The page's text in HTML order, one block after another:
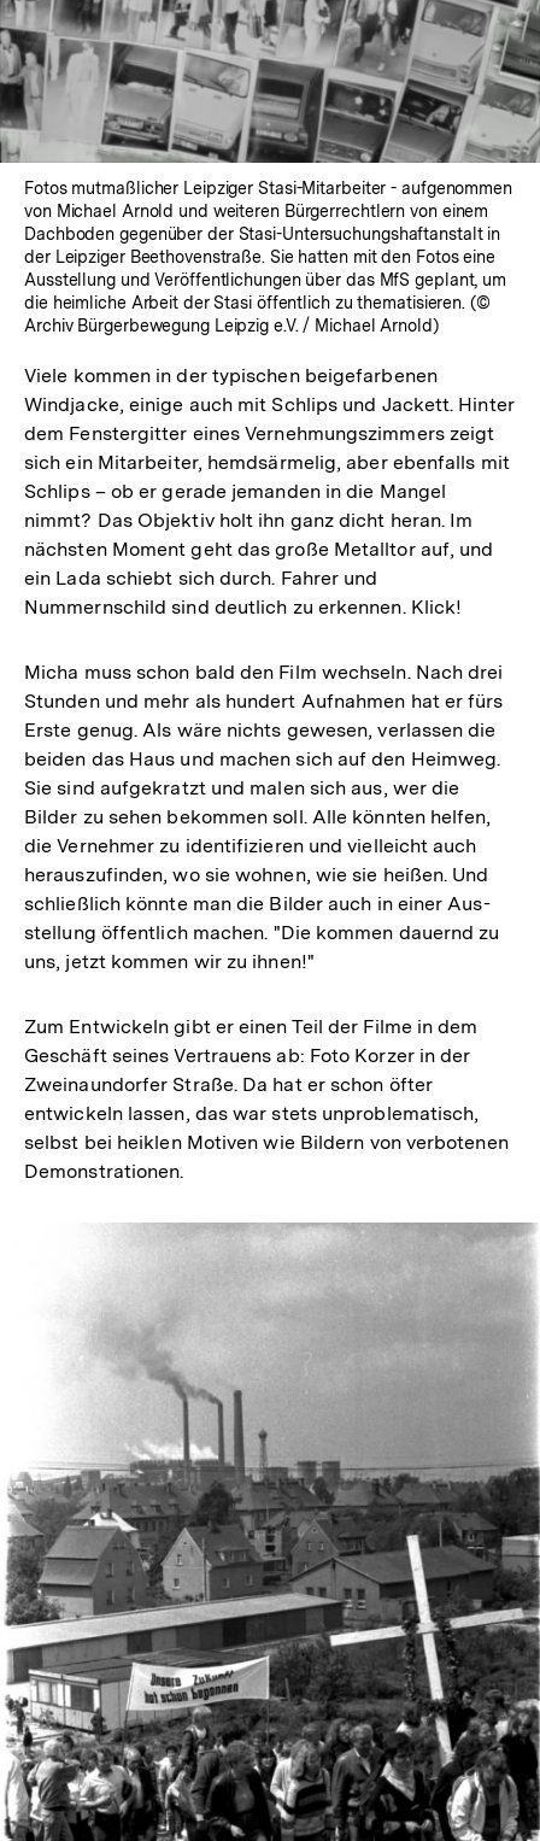
Fotos mutmaßlicher Leipziger Stasi-Mitarbeiter - aufgenommen
von Michael Arnold und weiteren Bürgerrechtlern von einem
Dachboden gegenüber der Stasi-Untersuchungshaftanstalt in
der Leipziger Beethovenstraße. Sie hatten mit den Fotos eine
Ausstellung und Veröffentlichungen über das MfS geplant, um
die heimliche Arbeit der Stasi öffentlich zu thematisieren. (©
Archiv Bürgerbewegung Leipzig e.V. / Michael Arnold)
Viele kommen in der typischen beigefarbenen
Windjacke, einige auch mit Schlips und Jackett. Hinter
dem Fenstergitter eines Vernehmungszimmers zeigt
sich ein Mitarbeiter, hemdsärmelig, aber ebenfalls mit
Schlips – ob er gerade jemanden in die Mangel
nimmt? Das Objektiv holt ihn ganz dicht heran. Im
nächsten Moment geht das große Metalltor auf, und
ein Lada schiebt sich durch. Fahrer und
Nummernschild sind deutlich zu erkennen. Klick!
Micha muss schon bald den Film wechseln. Nach drei
Stunden und mehr als ­hundert Aufnahmen hat er fürs
Erste genug. Als wäre nichts gewesen, verlassen die
beiden das Haus und machen sich auf den Heimweg.
Sie sind aufgekratzt und malen sich aus, wer die
Bilder zu sehen bekommen soll. Alle könnten helfen,
die Vernehmer zu identifizieren und vielleicht auch
herauszufinden, wo sie wohnen, wie sie heißen. Und
schließlich könnte man die Bilder auch in einer Aus­
stellung öffentlich machen. "Die kommen dauernd zu
uns, jetzt kommen wir zu ­ihnen!"
Zum Entwickeln gibt er einen Teil der Filme in dem
Geschäft seines Vertrauens ab: Foto Korzer in der
Zweinaundorfer Straße. Da hat er schon öfter
entwickeln lassen, das war stets unproblematisch,
selbst bei heiklen Motiven wie Bildern von verbotenen
Demonstrationen.